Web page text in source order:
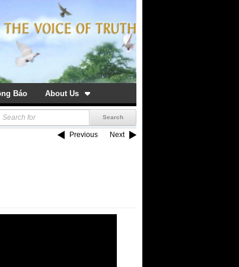
Báo About Us
Previous Next